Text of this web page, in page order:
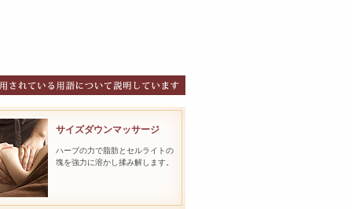
サイズダウンマッサージ
ハーブの力で脂肪とセルライトの
塊を強力に溶かし揉み解します。